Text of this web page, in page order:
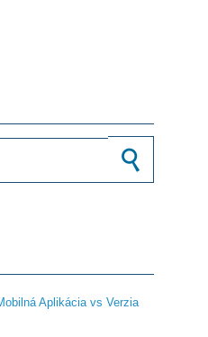
Aplikácia vs Verzia